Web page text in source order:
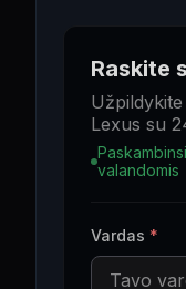
Raskite
Lexus su
valandomis
Vardas *